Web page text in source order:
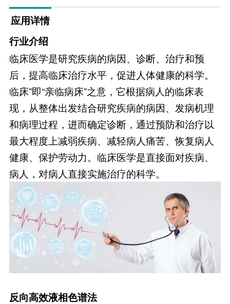
应用详情
行业介绍
临床医学是研究疾病的病因、诊断、治疗和预
后，提高临床治疗水平，促进人体健康的科学。
临床”即“亲临病床”之意，它根据病人的临床表
现，从整体出发结合研究疾病的病因、发病机理
和病理过程，进而确定诊断，通过预防和治疗以
最大程度上减弱疾病、减轻病人痛苦、恢复病人
健康、保护劳动力。临床医学是直接面对疾病、
病人，对病人直接实施治疗的科学。
反向高效液相色谱法